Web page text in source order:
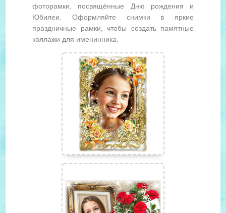
фоторамки, посвящённые Дню рождения и
Юбилеи. Оформляйте снимки в яркие
праздничные рамки, чтобы создать памятные
коллажи для именинника.